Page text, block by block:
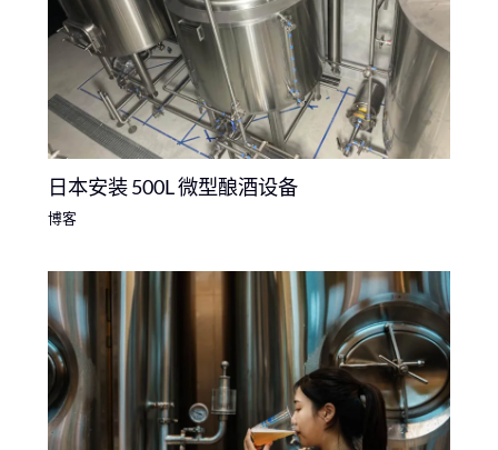
日本安装 500L 微型酿酒设备
博客